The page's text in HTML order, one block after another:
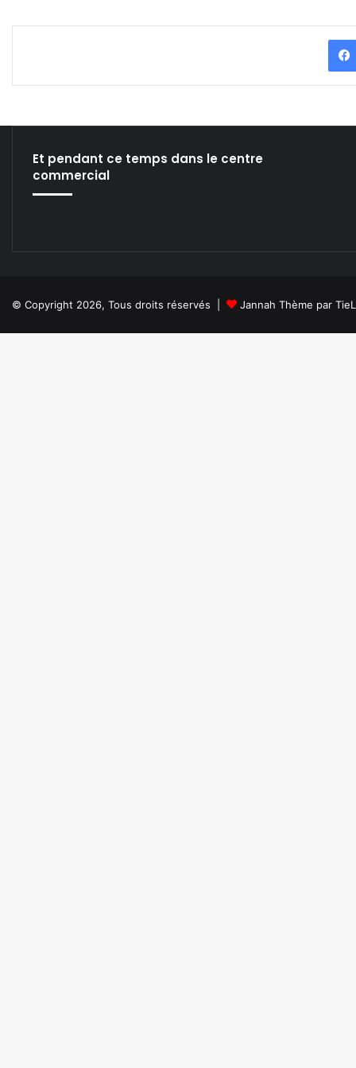
Et pendant ce temps dans le centre
commercial
© Copyright 2026, Tous droits réservés | Jannah Thème par